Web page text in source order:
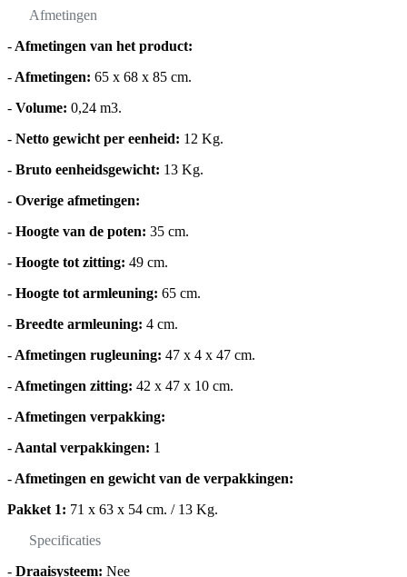
Afmetingen
- Afmetingen van het product:
- Afmetingen: 65 x 68 x 85 cm.
- Volume: 0,24 m3.
- Netto gewicht per eenheid: 12 Kg.
- Bruto eenheidsgewicht: 13 Kg.
- Overige afmetingen:
- Hoogte van de poten: 35 cm.
- Hoogte tot zitting: 49 cm.
- Hoogte tot armleuning: 65 cm.
- Breedte armleuning: 4 cm.
- Afmetingen rugleuning: 47 x 4 x 47 cm.
- Afmetingen zitting: 42 x 47 x 10 cm.
- Afmetingen verpakking:
- Aantal verpakkingen: 1
- Afmetingen en gewicht van de verpakkingen:
Pakket 1: 71 x 63 x 54 cm. / 13 Kg.
Specificaties
- Draaisysteem: Nee